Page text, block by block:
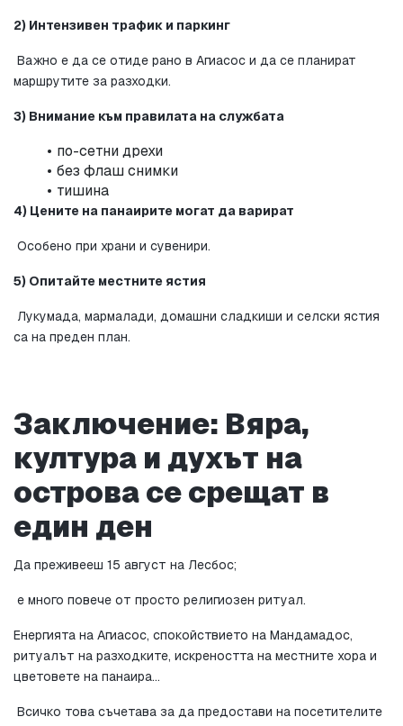
2) Интензивен трафик и паркинг
маршрутите за разходки.
3) Внимание към правилата на службата
по-сетни дрехи
без флаш снимки
тишина
4) Цените на панаирите могат да варират
Особено при храни и сувенири.
5) Опитайте местните ястия
са на преден план.
Заключение: Вяра,
култура и духът на
острова се срещат в
един ден
Да преживееш 15 август на Лесбос;
е много повече от просто религиозен ритуал.
Енергията на Агиасос, спокойствието на Мандамадос,
ритуалът на разходките, искреността на местните хора и
цветовете на панаира…